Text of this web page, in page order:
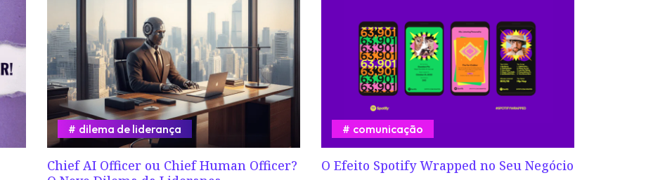
Chief AI Officer ou Chief Human Officer?
dilema de liderança
O Efeito Spotify Wrapped no Seu Negócio
comunicação